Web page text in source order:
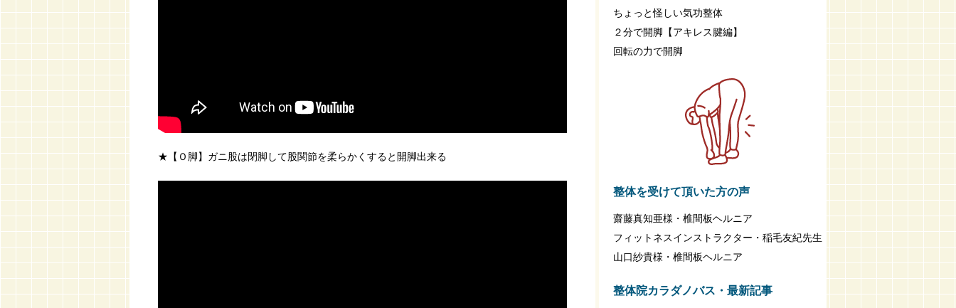
★【Ｏ脚】ガニ股は閉脚して股関節を柔らかくすると開脚出来る
ちょっと怪しい気功整体
２分で開脚【アキレス腱編】
回転の力で開脚
整体を受けて頂いた方の声
齋藤真知亜様・椎間板ヘルニア
フィットネスインストラクター・稲毛友紀先生
山口紗貴様・椎間板ヘルニア
整体院カラダノバス・最新記事